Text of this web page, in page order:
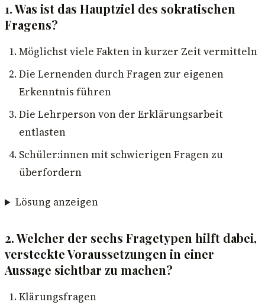
1. Was ist das Hauptziel des sokratischen
Fragens?
Möglichst viele Fakten in kurzer Zeit vermitteln
Die Lernenden durch Fragen zur eigenen
Erkenntnis führen
Die Lehrperson von der Erklärungsarbeit
entlasten
Schüler:innen mit schwierigen Fragen zu
überfordern
Lösung anzeigen
2. Welcher der sechs Fragetypen hilft dabei,
versteckte Voraussetzungen in einer
Aussage sichtbar zu machen?
Klärungsfragen